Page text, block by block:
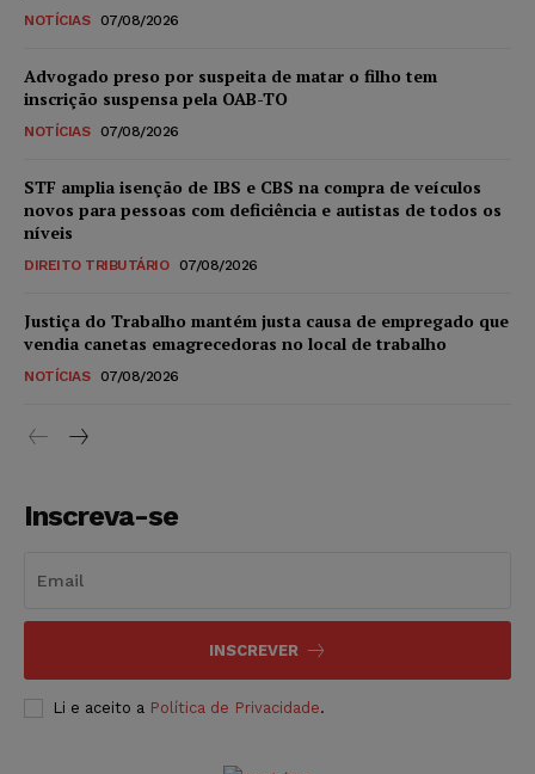
NOTÍCIAS 07/08/2026
Advogado preso por suspeita de matar o filho tem
inscrição suspensa pela OAB-TO
NOTÍCIAS 07/08/2026
STF amplia isenção de IBS e CBS na compra de veículos
novos para pessoas com deficiência e autistas de todos os
níveis
DIREITO TRIBUTÁRIO 07/08/2026
Justiça do Trabalho mantém justa causa de empregado que
vendia canetas emagrecedoras no local de trabalho
NOTÍCIAS 07/08/2026
Inscreva-se
INSCREVER
Li e aceito a Política de Privacidade.